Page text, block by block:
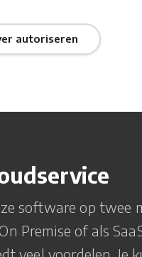
autoriseren
software op twee
Premise of als